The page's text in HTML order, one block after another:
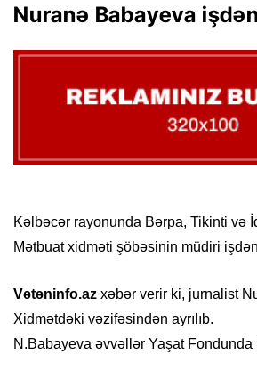
Nuranə Babayeva işdən
Kəlbəcər rayonunda Bərpa, Tikinti və
Mətbuat xidməti şöbəsinin müdiri işdən
Vətəninfo.az xəbər verir ki, jurnalist
Xidmətdəki vəzifəsindən ayrılıb.
N.Babayeva əvvəllər Yaşat Fondunda